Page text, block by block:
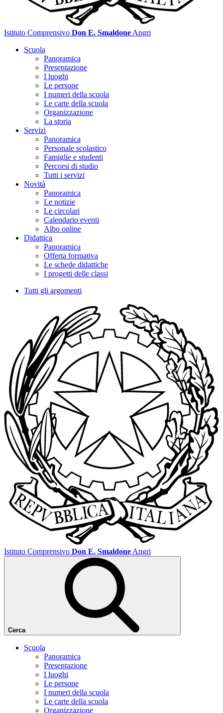
Istituto Comprensivo Don E. Smaldone Angri
Scuola
Panoramica
Presentazione
I luoghi
Le persone
I numeri della scuola
Le carte della scuola
Organizzazione
La storia
Servizi
Panoramica
Personale scolastico
Famiglie e studenti
Percorsi di studio
Tutti i servizi
Novità
Panoramica
Le notizie
Le circolari
Calendario eventi
Albo online
Didattica
Panoramica
Offerta formativa
Le schede didattiche
I progetti delle classi
Tutti gli argomenti
Istituto Comprensivo Don E. Smaldone Angri
Cerca
Scuola
Panoramica
Presentazione
I luoghi
Le persone
I numeri della scuola
Le carte della scuola
Organizzazione